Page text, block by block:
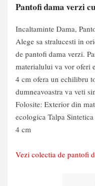
Pantofi dama verzi
Incaltaminte Dama,
Alege sa stralucesti in
de pantofi dama verzi.
materialului va vor oferi
4 cm ofera un echilibru
dumneavoastra va veti
Folosite: Exterior din
ecologica Talpa
4 cm
Vezi colectia de pantofi